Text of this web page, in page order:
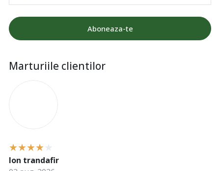
Aboneaza-te
Marturiile clientilor
Ion trandafir